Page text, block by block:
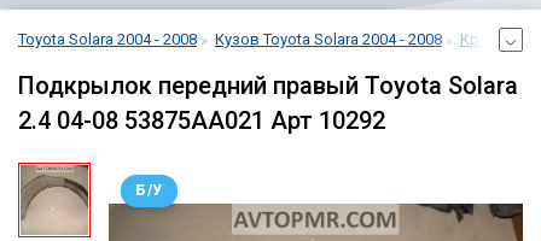
Toyota Solara 2004 - 2008 Кузов Toyota Solara 2004 - 2008 Крылья
Подкрылок передний правый Toyota Solara
2.4 04-08 53875AA021 Арт 10292
Б/У